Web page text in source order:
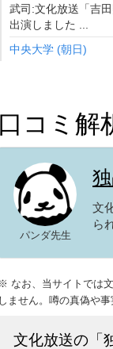
武司:文化放送「吉
出演しました ...
中央大学 (朝日)
口コミ解
パンダ先生
文
ら
※ なお、当サイトでは
しません。噂の真偽や
文化放送の「